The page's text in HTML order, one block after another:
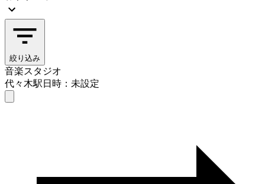
絞り込み
音楽スタジオ
代々木駅日時：未設定